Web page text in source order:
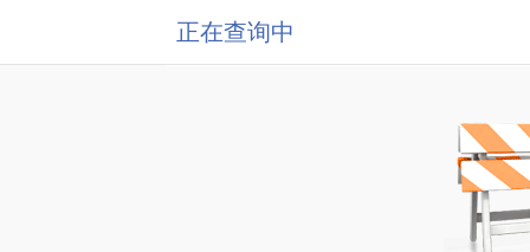
正在查询中